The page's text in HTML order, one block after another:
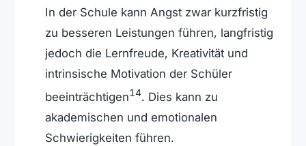
In der Schule kann Angst zwar kurzfristig
zu besseren Leistungen führen, langfristig
jedoch die Lernfreude, Kreativität und
intrinsische Motivation der Schüler
beeinträchtigen14. Dies kann zu
akademischen und emotionalen
Schwierigkeiten führen.